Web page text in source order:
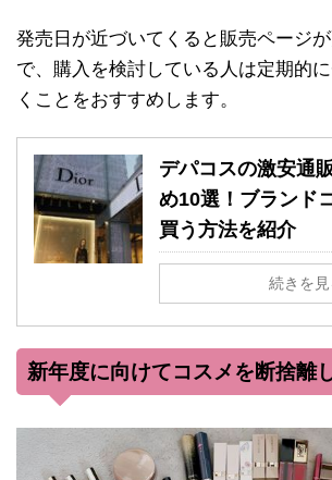
発売日が近づいてくると販売ページ
で、購入を検討している人は定期的
くことをおすすめします。
デパコスの激安通
め10選！ブランド
買う方法を紹介
続きを見
新年度に向けてコスメを断捨離